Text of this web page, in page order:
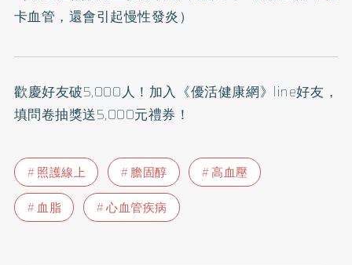
卡血管，還會引起慢性發炎）
歡慶好友破5,000人！加入 《優活健康網》line好友 ，
填問卷抽獎送5,000元禮券！
照護線上 膽固醇
高血壓
血脂
心血管疾病